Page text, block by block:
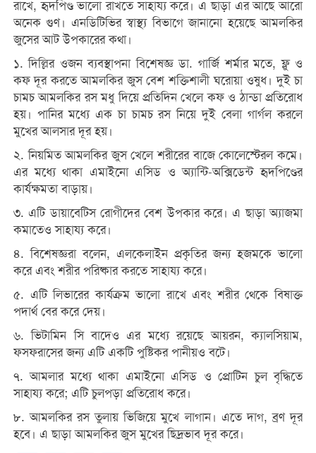
রাখে, হৃদপিণ্ড ভালো রাখতে সাহায্য করে। এ ছাড়া এর আছে আরো
অনেক গুণ। এনডিটিভির স্বাস্থ্য বিভাগে জানানো হয়েছে আমলকির
জুসের আট উপকারের কথা।
১. দিল্লির ওজন ব্যবস্থাপনা বিশেষজ্ঞ ডা. গার্জি শর্মার মতে, ফ্লু ও
কফ দূর করতে আমলকির জুস বেশ শক্তিশালী ঘরোয়া ওষুধ। দুই চা
চামচ আমলকির রস মধু দিয়ে প্রতিদিন খেলে কফ ও ঠান্ডা প্রতিরোধ
হয়। পানির মধ্যে এক চা চামচ রস নিয়ে দুই বেলা গার্গল করলে
মুখের আলসার দূর হয়।
২. নিয়মিত আমলকির জুস খেলে শরীরের বাজে কোলেস্টেরল কমে।
এর মধ্যে থাকা এমাইনো এসিড ও অ্যান্টি-অক্সিডেন্ট হৃদপিণ্ডের
কার্যক্ষমতা বাড়ায়।
৩. এটি ডায়াবেটিস রোগীদের বেশ উপকার করে। এ ছাড়া অ্যাজমা
কমাতেও সাহায্য করে।
৪. বিশেষজ্ঞরা বলেন, এলকেলাইন প্রকৃতির জন্য হজমকে ভালো
করে এবং শরীর পরিষ্কার করতে সাহায্য করে।
৫. এটি লিভারের কার্যক্রম ভালো রাখে এবং শরীর থেকে বিষাক্ত
পদার্থ বের করে দেয়।
৬. ভিটামিন সি বাদেও এর মধ্যে রয়েছে আয়রন, ক্যালসিয়াম,
ফসফরাসের জন্য এটি একটি পুষ্টিকর পানীয়ও বটে।
৭. আমলার মধ্যে থাকা এমাইনো এসিড ও প্রোটিন চুল বৃদ্ধিতে
সাহায্য করে; এটি চুলপড়া প্রতিরোধ করে।
৮. আমলকির রস তুলায় ভিজিয়ে মুখে লাগান। এতে দাগ, ব্রণ দূর
হবে। এ ছাড়া আমলকির জুস মুখের ছিদ্রভাব দূর করে।